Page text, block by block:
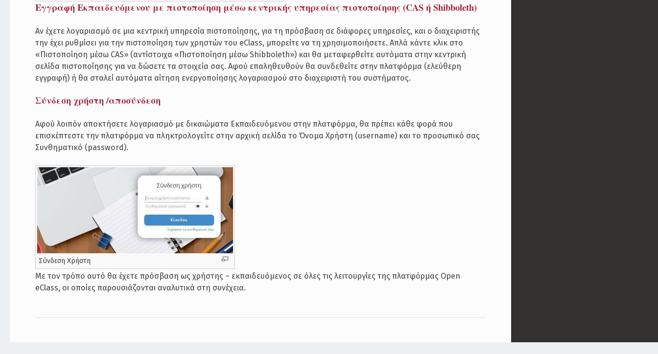
Εγγραφή Εκπαιδευόμενου με πιστοποίηση μέσω κεντρικής υπηρεσίας πιστοποίησης (CAS ή Shibboleth)
Αν έχετε λογαριασμό σε μια κεντρική υπηρεσία πιστοποίησης, για τη πρόσβαση σε διάφορες υπηρεσίες, και ο διαχειριστής
την έχει ρυθμίσει για την πιστοποίηση των χρηστών του eClass, μπορείτε να τη χρησιμοποιήσετε. Απλά κάντε κλικ στο
«Πιστοποίηση μέσω CAS» (αντίστοιχα «Πιστοποίηση μέσω Shibboleth») και θα μεταφερθείτε αυτόματα στην κεντρική
σελίδα πιστοποίησης για να δώσετε τα στοιχεία σας. Αφού επαληθευθούν θα συνδεθείτε στην πλατφόρμα (ελεύθερη
εγγραφή) ή θα σταλεί αυτόματα αίτηση ενεργοποίησης λογαριασμού στο διαχειριστή του συστήματος.
Σύνδεση χρήστη /αποσύνδεση
Αφού λοιπόν αποκτήσετε λογαριασμό με δικαιώματα Εκπαιδευόμενου στην πλατφόρμα, θα πρέπει κάθε φορά που
επισκέπτεστε την πλατφόρμα να πληκτρολογείτε στην αρχική σελίδα το Όνομα Χρήστη (username) και το προσωπικό σας
Συνθηματικό (password).
Σύνδεση Χρήστη
Με τον τρόπο αυτό θα έχετε πρόσβαση ως χρήστης – εκπαιδευόμενος σε όλες τις λειτουργίες της πλατφόρμας Open
eClass, οι οποίες παρουσιάζονται αναλυτικά στη συνέχεια.